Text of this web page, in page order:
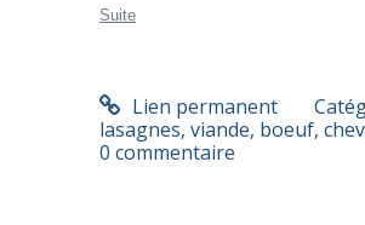
Suite
Lien permanent
lasagnes, viande, boeuf,
0 commentaire